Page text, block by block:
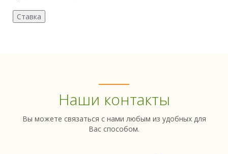
Наши контакты
Вы можете связаться с нами любым из удобных для
Вас способом.